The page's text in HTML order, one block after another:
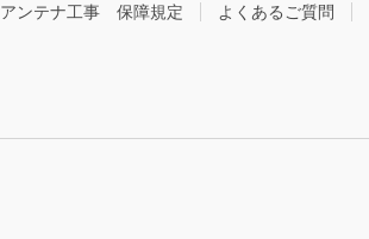
アンテナ工事 保障規定 よくあるご質問